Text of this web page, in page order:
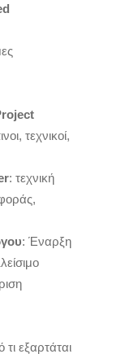
τεχνικοί,
: τεχνική
: Έναρξη
εξαρτάται